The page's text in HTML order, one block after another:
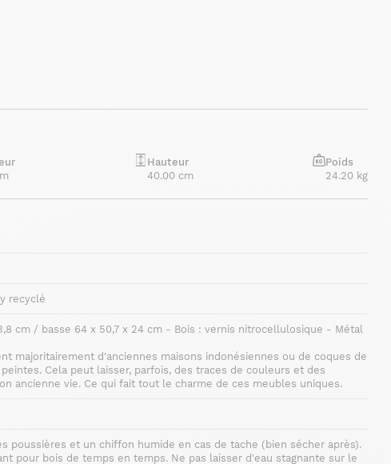
Hauteur
40.00 cm
Poids
24.20 kg
recyclé
cm / basse 64 x 50,7 x 24 cm - Bois : vernis nitrocellulosique - Métal
majoritairement d'anciennes maisons indonésiennes ou de coques de
Cela peut laisser, parfois, des traces de couleurs et des
ancienne vie. Ce qui fait tout le charme de ces meubles uniques.
poussières et un chiffon humide en cas de tache (bien sécher après).
pour bois de temps en temps. Ne pas laisser d'eau stagnante sur le